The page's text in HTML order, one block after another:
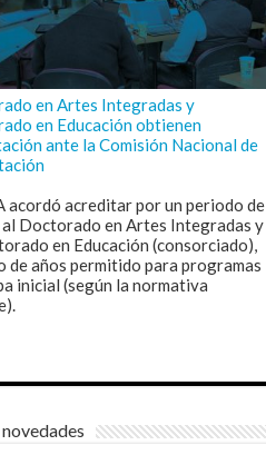
en Artes Integradas y
en Educación obtienen
ante la Comisión Nacional de
acordó acreditar por un periodo de
al Doctorado en Artes Integradas y
en Educación (consorciado),
de años permitido para programas
inicial (según la normativa